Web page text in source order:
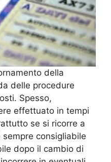
della
delle procedure
Spesso,
effettuato in tempi
se si ricorre a
consigliabile
dopo il cambio di